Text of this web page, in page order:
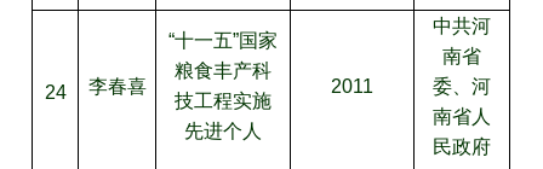
24 李春喜
“十一五”国家
粮食丰产科
技工程实施
先进个人
2011
中共河
南省
委、河
南省人
民政府